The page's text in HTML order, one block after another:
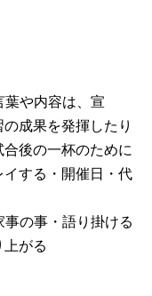
葉や内容は、宣
成果を発揮したり
後の一杯のために
する・開催日・代
事の事・語り掛ける
上がる